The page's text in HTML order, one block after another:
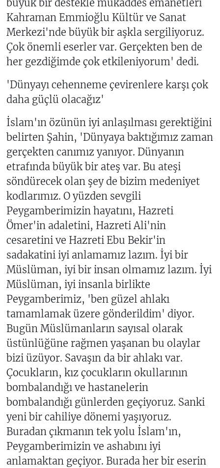
büyük bir destekle mukaddes emanetleri
Kahraman Emmioğlu Kültür ve Sanat
Merkezi'nde büyük bir aşkla sergiliyoruz.
Çok önemli eserler var. Gerçekten ben de
her gezdiğimde çok etkileniyorum' dedi.
'Dünyayı cehenneme çevirenlere karşı çok
daha güçlü olacağız'
İslam'ın özünün iyi anlaşılması gerektiğini
belirten Şahin, 'Dünyaya baktığımız zaman
gerçekten canımız yanıyor. Dünyanın
etrafında büyük bir ateş var. Bu ateşi
söndürecek olan şey de bizim medeniyet
kodlarımız. O yüzden sevgili
Peygamberimizin hayatını, Hazreti
Ömer'in adaletini, Hazreti Ali'nin
cesaretini ve Hazreti Ebu Bekir'in
sadakatini iyi anlamamız lazım. İyi bir
Müslüman, iyi bir insan olmamız lazım. İyi
Müslüman, iyi insanla birlikte
Peygamberimiz, 'ben güzel ahlakı
tamamlamak üzere gönderildim' diyor.
Bugün Müslümanların sayısal olarak
üstünlüğüne rağmen yaşanan bu olaylar
bizi üzüyor. Savaşın da bir ahlakı var.
Çocukların, kız çocukların okullarının
bombalandığı ve hastanelerin
bombalandığı günlerden geçiyoruz. Sanki
yeni bir cahiliye dönemi yaşıyoruz.
Buradan çıkmanın tek yolu İslam'ın,
Peygamberimizin ve ashabını iyi
anlamaktan geçiyor. Burada her bir eserin